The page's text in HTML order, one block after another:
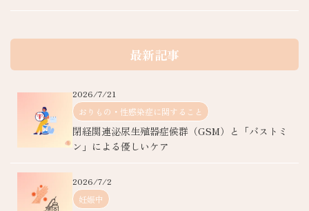
最新記事
2026/7/21
おりもの・性感染症に関すること
閉経関連泌尿生殖器症候群（GSM）と「バストミ
ン」による優しいケア
2026/7/2
妊娠中